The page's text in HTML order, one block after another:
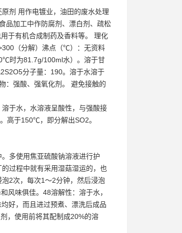
剂 用作电镀业，油田的废水处理
品加工中作防腐剂、漂白剂、疏松
于有机合成制药及香料等。 理化
（分解）沸点（℃）：无资料
时为81.7g/100ml水）。溶于甘
分子量：190。溶于水溶于
：强酸、强氧化剂。 避免接触的
于水，水溶液呈酸性，与强酸接
高于150℃，即分解出SO2。
多使用焦亚硫酸钠溶液进行护
过程中就有采用湿菇湿运的，也
2次，每次1～2分钟，然后浸泡
风味俱佳。48溶解性：溶于水，
好，而且进过预煮、漂洗后成品
，使用前将其配制成20%的溶